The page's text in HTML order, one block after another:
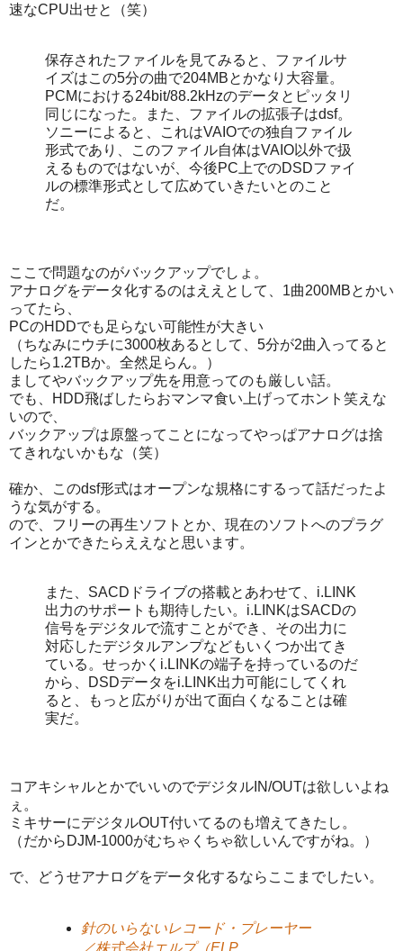
速なCPU出せと（笑）
保存されたファイルを見てみると、ファイルサ
イズはこの5分の曲で204MBとかなり大容量。
PCMにおける24bit/88.2kHzのデータとピッタリ
同じになった。また、ファイルの拡張子はdsf。
ソニーによると、これはVAIOでの独自ファイル
形式であり、このファイル自体はVAIO以外で扱
えるものではないが、今後PC上でのDSDファイ
ルの標準形式として広めていきたいとのこと
だ。
ここで問題なのがバックアップでしょ。
アナログをデータ化するのはええとして、1曲200MBとかい
ってたら、
PCのHDDでも足らない可能性が大きい
（ちなみにウチに3000枚あるとして、5分が2曲入ってると
したら1.2TBか。全然足らん。）
ましてやバックアップ先を用意ってのも厳しい話。
でも、HDD飛ばしたらおマンマ食い上げってホント笑えな
いので、
バックアップは原盤ってことになってやっぱアナログは捨
てきれないかもな（笑）
確か、このdsf形式はオープンな規格にするって話だったよ
うな気がする。
ので、フリーの再生ソフトとか、現在のソフトへのプラグ
インとかできたらええなと思います。
また、SACDドライブの搭載とあわせて、i.LINK
出力のサポートも期待したい。i.LINKはSACDの
信号をデジタルで流すことができ、その出力に
対応したデジタルアンプなどもいくつか出てき
ている。せっかくi.LINKの端子を持っているのだ
から、DSDデータをi.LINK出力可能にしてくれ
ると、もっと広がりが出て面白くなることは確
実だ。
コアキシャルとかでいいのでデジタルIN/OUTは欲しいよね
ぇ。
ミキサーにデジタルOUT付いてるのも増えてきたし。
（だからDJM-1000がむちゃくちゃ欲しいんですがね。）
で、どうせアナログをデータ化するならここまでしたい。
針のいらないレコード・プレーヤー
／株式会社エルプ（ELP